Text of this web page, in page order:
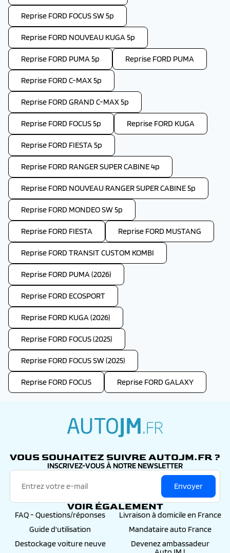
Reprise FORD FOCUS SW 5p
Reprise FORD NOUVEAU KUGA 5p
Reprise FORD PUMA 5p Reprise FORD PUMA
Reprise FORD C-MAX 5p
Reprise FORD GRAND C-MAX 5p
Reprise FORD FOCUS 5p Reprise FORD KUGA
Reprise FORD FIESTA 5p
Reprise FORD RANGER SUPER CABINE 4p
Reprise FORD NOUVEAU RANGER SUPER CABINE 5p
Reprise FORD MONDEO SW 5p
Reprise FORD FIESTA Reprise FORD MUSTANG
Reprise FORD TRANSIT CUSTOM KOMBI
Reprise FORD PUMA (2026)
Reprise FORD ECOSPORT
Reprise FORD KUGA (2026)
Reprise FORD FOCUS (2025)
Reprise FORD FOCUS SW (2025)
Reprise FORD FOCUS Reprise FORD GALAXY
VOUS SOUHAITEZ SUIVRE AUTOJM.FR ?
INSCRIVEZ-VOUS À NOTRE NEWSLETTER
Envoyer
VOIR ÉGALEMENT
FAQ - Questions/réponses
Livraison à domicile en France
Guide d'utilisation
Mandataire auto France
Destockage voiture neuve
Devenez ambassadeur